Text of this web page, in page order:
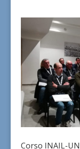
Corso INAIL-